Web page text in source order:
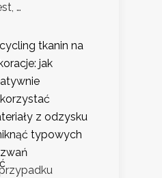
…
tkanin na
jak
z odzysku
typowych